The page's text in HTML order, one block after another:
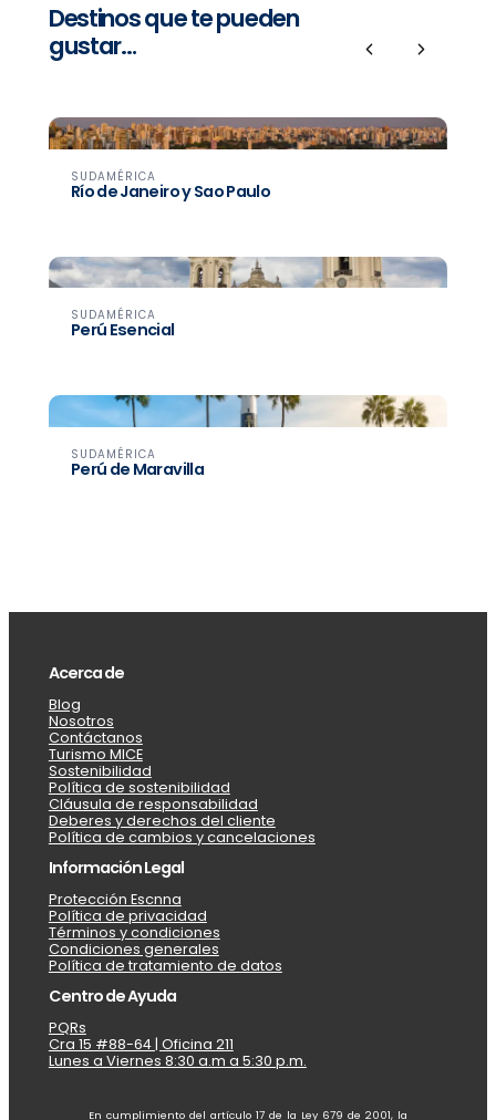
Destinos que te pueden
gustar…
PreviousNext
SUDAMÉRICA
Río de Janeiro y Sao Paulo
SUDAMÉRICA
Perú Esencial
SUDAMÉRICA
Perú de Maravilla
Acerca de
Blog
Nosotros
Contáctanos
Turismo MICE
Sostenibilidad
Política de sostenibilidad
Cláusula de responsabilidad
Deberes y derechos del cliente
Política de cambios y cancelaciones
Información Legal
Protección Escnna
Política de privacidad
Términos y condiciones
Condiciones generales
Política de tratamiento de datos
Centro de Ayuda
PQRs
Cra 15 #88-64 | Oficina 211
Lunes a Viernes 8:30 a.m a 5:30 p.m.
En cumplimiento del artículo 17 de la Ley 679 de 2001, la